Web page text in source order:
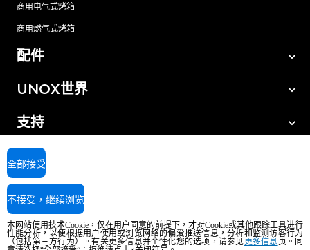
商用电气式烤箱
商用燃气式烤箱
配件
所有配件
手动清洗清洁剂
树脂过滤水处理
反渗透水处理
UNOX世界
我们在全球的办事处
支持
UNOX质保
查找经销商
查找服务中心
版权所有2026 UNOX SpA保留所有权利。Reg.Imp.Padova n°04230750285 -
REA Padova 372835 - Cap.Soc.5.000.000€iv - 增值税/税号04230750285 - IT
AI Content Disclaimer
本网站使用技术Cookie，仅在用户同意的前提下，才对Cookie或其他跟踪工具进行
性能分析，以便根据用户使用或浏览网络的偏爱推送信息，分析和监测访客行为
（包括第三方行为）。有关更多信息并个性化您的选项，请参见更多信息 页。同
全部接受
不接受，继续浏览